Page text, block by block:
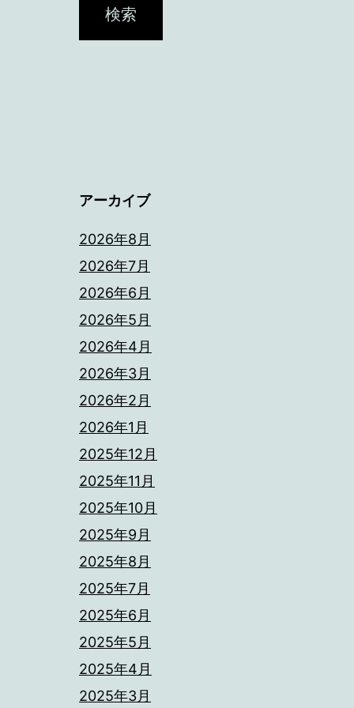
アーカイブ
2026年8月
2026年7月
2026年6月
2026年5月
2026年4月
2026年3月
2026年2月
2026年1月
2025年12月
2025年11月
2025年10月
2025年9月
2025年8月
2025年7月
2025年6月
2025年5月
2025年4月
2025年3月